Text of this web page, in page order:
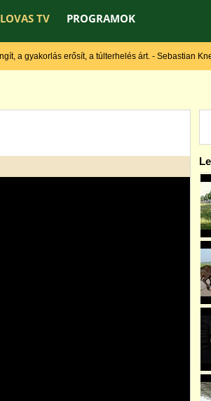
LOVAS TV PROGRAMOK
a gyakorlás erősít, a túlterhelés árt. - Sebastian